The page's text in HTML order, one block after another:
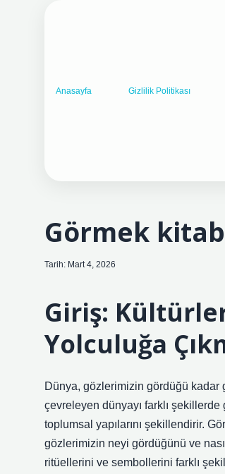
Anasayfa Gizlilik Politikası
Görmek
Tarih: Mart 4, 2026
Giriş:
Yolculuğa
Dünya, gözlerimizin gördüğü kadar
çevreleyen dünyayı farklı
toplumsal yapılarını şekillendirir.
gözlerimizin neyi gördüğünü ve
ritüellerini ve sembollerini farklı